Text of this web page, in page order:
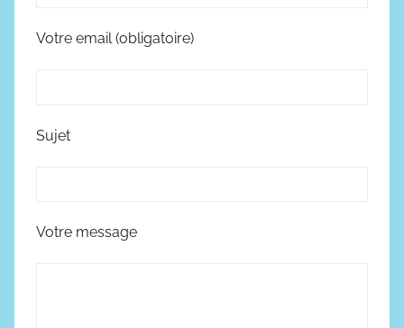
Votre email (obligatoire)
Sujet
Votre message